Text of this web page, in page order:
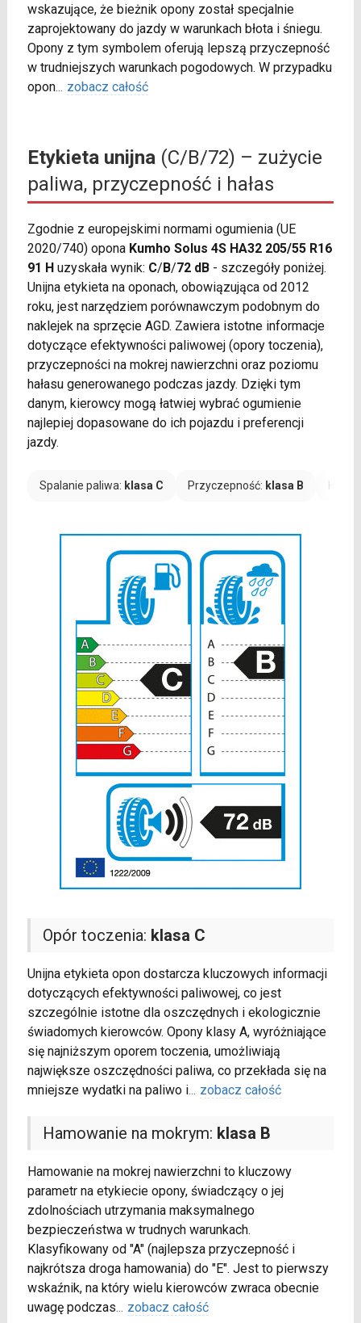
wskazujące, że bieżnik opony został specjalnie
zaprojektowany do jazdy w warunkach błota i śniegu.
Opony z tym symbolem oferują lepszą przyczepność
w trudniejszych warunkach pogodowych. W przypadku
opon... zobacz całość
Etykieta unijna(C/B/72) – zużycie
paliwa, przyczepność i hałas
Zgodnie z europejskimi normami ogumienia (UE
2020/740) opona Kumho Solus 4S HA32 205/55 R16
91 Huzyskała wynik: C/B/72 dB- szczegóły poniżej.
Unijna etykieta na oponach, obowiązująca od 2012
roku, jest narzędziem porównawczym podobnym do
naklejek na sprzęcie AGD. Zawiera istotne informacje
dotyczące efektywności paliwowej (opory toczenia),
przyczepności na mokrej nawierzchni oraz poziomu
hałasu generowanego podczas jazdy. Dzięki tym
danym, kierowcy mogą łatwiej wybrać ogumienie
najlepiej dopasowane do ich pojazdu i preferencji
jazdy.
Spalanie paliwa: klasa C Przyczepność: klasa B
Opór toczenia: klasa C
Unijna etykieta opon dostarcza kluczowych informacji
dotyczących efektywności paliwowej, co jest
szczególnie istotne dla oszczędnych i ekologicznie
świadomych kierowców. Opony klasy A, wyróżniające
się najniższym oporem toczenia, umożliwiają
największe oszczędności paliwa, co przekłada się na
mniejsze wydatki na paliwo i... zobacz całość
Hamowanie na mokrym: klasa B
Hamowanie na mokrej nawierzchni to kluczowy
parametr na etykiecie opony, świadczący o jej
zdolnościach utrzymania maksymalnego
bezpieczeństwa w trudnych warunkach.
Klasyfikowany od "A" (najlepsza przyczepność i
najkrótsza droga hamowania) do "E". Jest to pierwszy
wskaźnik, na który wielu kierowców zwraca obecnie
uwagę podczas... zobacz całość